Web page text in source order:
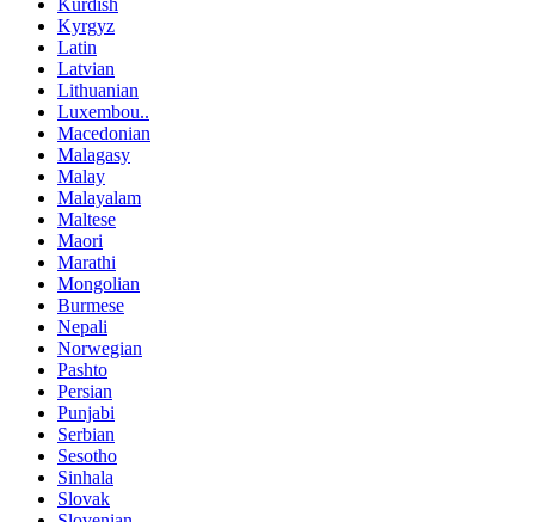
Kurdish
Kyrgyz
Latin
Latvian
Lithuanian
Luxembou..
Macedonian
Malagasy
Malay
Malayalam
Maltese
Maori
Marathi
Mongolian
Burmese
Nepali
Norwegian
Pashto
Persian
Punjabi
Serbian
Sesotho
Sinhala
Slovak